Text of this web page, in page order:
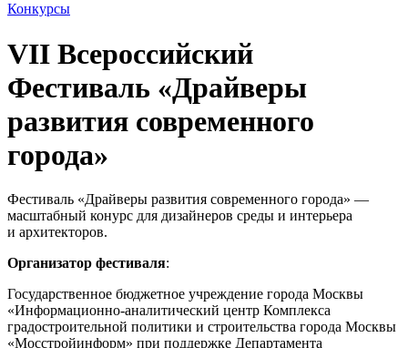
Конкурсы
VII Всероссийский
Фестиваль «Драйверы
развития современного
города»
Фестиваль «Драйверы развития современного города» —
масштабный конурс для дизайнеров среды и интерьера
и архитекторов.
Организатор фестиваля:
Государственное бюджетное учреждение города Москвы
«Информационно-аналитический центр Комплекса
градостроительной политики и строительства города Москвы
«Мосстройинформ» при поддержке Департамента